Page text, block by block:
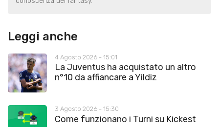
Leggi anche
4 Agosto 2026 - 15:01
La Juventus ha acquistato un altro
n°10 da affiancare a Yildiz
3 Agosto 2026 - 15:30
Come funzionano i Turni su Kickest